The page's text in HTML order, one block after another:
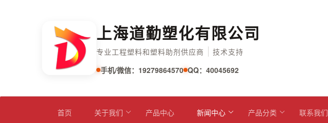
上海道勤塑化有限公司
专业工程塑料和塑料助剂供应商
技术支持
手机/微信：19279864570 QQ：40045692
首页 关于我们 产品中心 新闻中心 产品分类 联系我们